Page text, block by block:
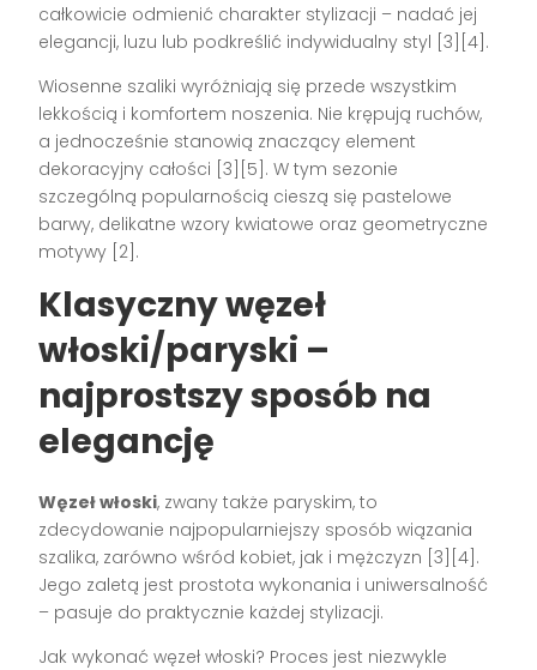
całkowicie odmienić charakter stylizacji – nadać jej
elegancji, luzu lub podkreślić indywidualny styl [3][4].
Wiosenne szaliki wyróżniają się przede wszystkim
lekkością i komfortem noszenia. Nie krępują ruchów,
a jednocześnie stanowią znaczący element
dekoracyjny całości [3][5]. W tym sezonie
szczególną popularnością cieszą się pastelowe
barwy, delikatne wzory kwiatowe oraz geometryczne
motywy [2].
Klasyczny węzeł
włoski/paryski –
najprostszy sposób na
elegancję
Węzeł włoski, zwany także paryskim, to
zdecydowanie najpopularniejszy sposób wiązania
szalika, zarówno wśród kobiet, jak i mężczyzn [3][4].
Jego zaletą jest prostota wykonania i uniwersalność
– pasuje do praktycznie każdej stylizacji.
Jak wykonać węzeł włoski? Proces jest niezwykle